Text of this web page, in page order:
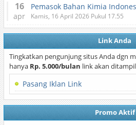
16
apr
Pemasok Bahan Kimia
Kamis, 16 April 2026 Pukul 17.55
Link Anda
Tingkatkan pengunjung situs Anda dgn
hanya Rp. 5.000/bulan link akan
Pasang Iklan Link
Promo Aktif